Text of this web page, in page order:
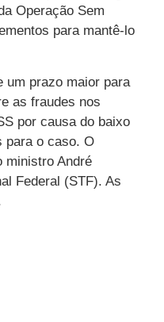
Operação Sem
para mantê-lo
um prazo maior para
as fraudes nos
por causa do baixo
para o caso. O
ministro André
Federal (STF). As